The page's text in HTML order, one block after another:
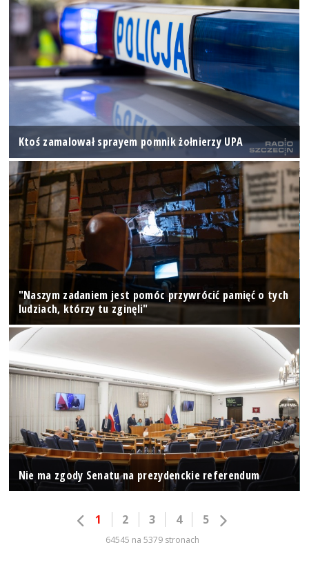
Ktoś zamalował sprayem pomnik żołnierzy UPA
"Naszym zadaniem jest pomóc przywrócić pamięć o tych
ludziach, którzy tu zginęli"
Nie ma zgody Senatu na prezydenckie referendum
1 2 3 4 5
64545 na 5379 stronach